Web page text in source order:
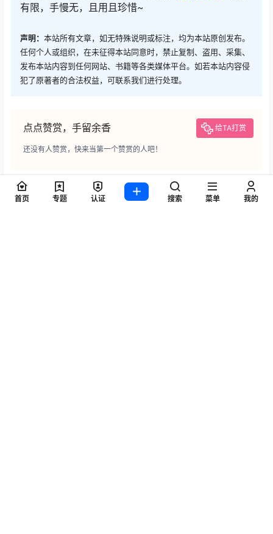
有限，手慢无，且用且珍惜~
声明： 本站所有文章，如无特殊说明或标注，均为本站原创发布。
任何个人或组织，在未征得本站同意时，禁止复制、盗用、采集、
发布本站内容到任何网站、书籍等各类媒体平台。如若本站内容侵
犯了原著者的合法权益，可联系我们进行处理。
点点赞赏，手留余香 给TA打赏
还没有人赞赏，快来当第一个赞赏的人吧！
海报分享 收藏 0
首页 专题 认证 搜索 菜单 我的